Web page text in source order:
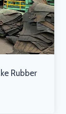
Rubber